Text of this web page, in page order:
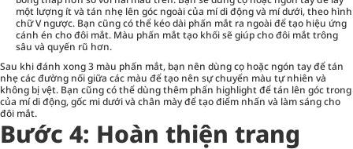
một lượng ít và tán nhẹ lên góc ngoài của mí di động và mí dưới, theo hình
chữ V ngược. Bạn cũng có thể kéo dài phấn mắt ra ngoài để tạo hiệu ứng
cánh én cho đôi mắt. Màu phấn mắt tạo khối sẽ giúp cho đôi mắt trông
sâu và quyến rũ hơn.
Sau khi đánh xong 3 màu phấn mắt, bạn nên dùng cọ hoặc ngón tay để tán
nhẹ các đường nối giữa các màu để tạo nên sự chuyển màu tự nhiên và
không bị vệt. Bạn cũng có thể dùng thêm phấn highlight để tán lên góc trong
của mí di động, gốc mi dưới và chân mày để tạo điểm nhấn và làm sáng cho
đôi mắt.
Bước 4: Hoàn thiện trang